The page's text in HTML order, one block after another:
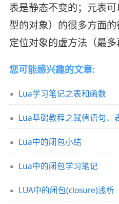
表是静态不变的；元表
型的对象）的很多方面
定位对象的虚方法（最多
您可能感兴趣的文章:
Lua学习笔记之表和函数
Lua中的闭包小结
Lua中的闭包学习笔记
LUA中的闭包(closure)浅析